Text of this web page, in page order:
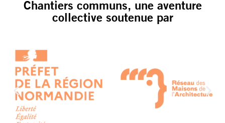
Chantiers communs, une aventure
collective soutenue par